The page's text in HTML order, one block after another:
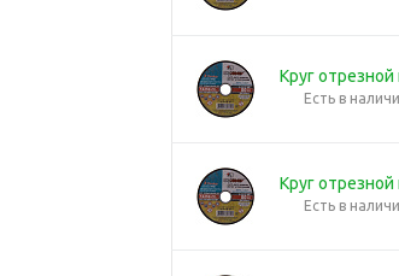
Круг
Есть в
Круг
Есть в